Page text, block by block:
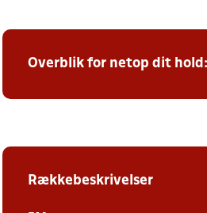
Overblik for netop dit
Rækkebeskrivelser